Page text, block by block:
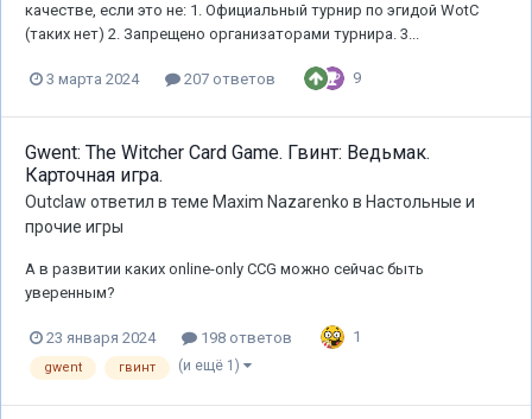
качестве, если это не: 1. Официальный турнир по эгидой WotC
(таких нет) 2. Запрещено организаторами турнира. 3...
3 марта 2024 207 ответов 9
Gwent: The Witcher Card Game. Гвинт: Ведьмак.
Карточная игра.
Outclaw ответил в теме Maxim Nazarenko в Настольные и
прочие игры
А в развитии каких online-only CCG можно сейчас быть
уверенным?
23 января 2024 198 ответов 1
gwent гвинт (и ещё 1)